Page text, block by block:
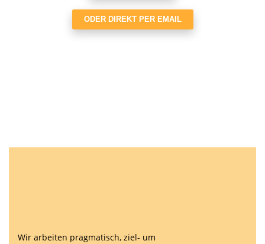
ODER DIREKT PER EMAIL
Wir arbeiten pragmatisch, ziel- um